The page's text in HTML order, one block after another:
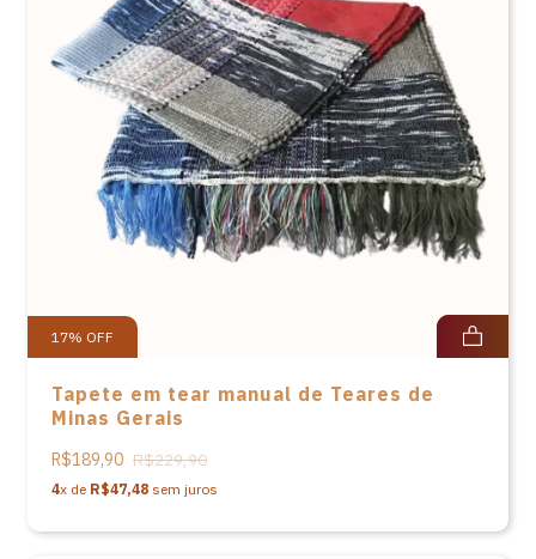
17% OFF
​​​​Tapete em tear manual de Teares de
Minas Gerais
R$189,90 R$229,90
4x de R$47,48 sem juros